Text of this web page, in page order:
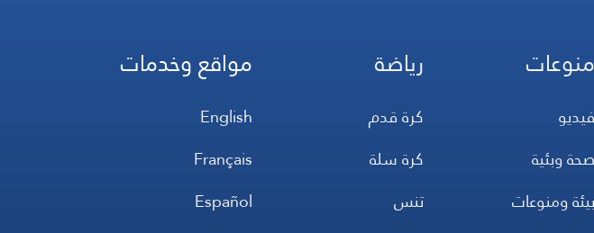
منوعات
فيديو
صحة وبئية
بيئة ومنوعات
رياضة
كرة قدم
كرة سلة
تنس
مواقع وخدمات
English
Français
Español